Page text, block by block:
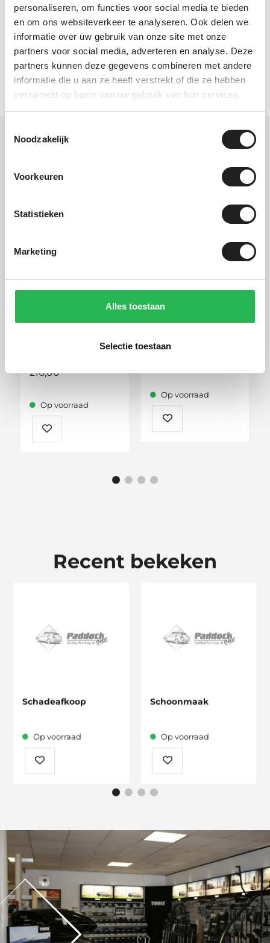
personaliseren, om functies voor social media te bieden
en om ons websiteverkeer te analyseren. Ook delen we
informatie over uw gebruik van onze site met onze
partners voor social media, adverteren en analyse. Deze
partners kunnen deze gegevens combineren met andere
informatie die u aan ze heeft verstrekt of die ze hebben
verzameld op basis van uw gebruik van hun services.
Noodzakelijk
Voorkeuren
Statistieken
Marketing
Alles toestaan
Selectie toestaan
Specificaties
Artikelnummer 183047
216,00
Op voorraad
Anthracite
Op voorraad
Recent bekeken
Schadeafkoop
Op voorraad
Schoonmaak
Op voorraad